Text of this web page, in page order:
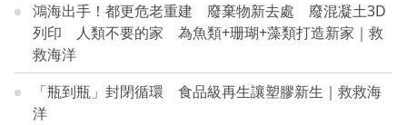
鴻海出手！都更危老重建 廢棄物新去處 廢混凝土3D
列印 人類不要的家 為魚類+珊瑚+藻類打造新家｜救
救海洋
「瓶到瓶」封閉循環 食品級再生讓塑膠新生｜救救海
洋